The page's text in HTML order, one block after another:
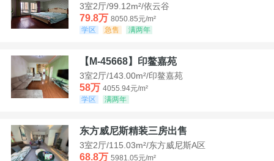
3室2厅/99.12m²/依云谷
79.8万 8050.85元/m²
学区
急售 满两年
【M-45668】印鳌嘉苑
3室2厅/143.00m²/印鳌嘉苑
58万 4055.94元/m²
学区
满两年
东方威尼斯精装三房出售
3室2厅/115.03m²/东方威尼斯A区
68.8万 5981.05元/m²